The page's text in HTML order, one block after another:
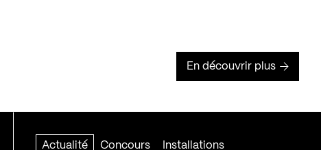
En découvrir plus
Actualité Concours Installations